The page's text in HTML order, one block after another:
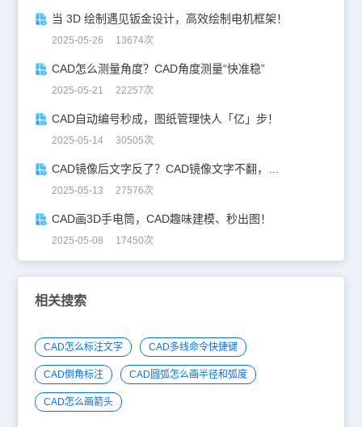
当 3D 绘制遇见钣金设计，高效绘制电机框架！
2025-05-26 13674次
CAD怎么测量角度？CAD角度测量“快准稳”
2025-05-21 22257次
CAD自动编号秒成，图纸管理快人「亿」步！
2025-05-14 30505次
2025-05-13 27576次
CAD画3D手电筒，CAD趣味建模、秒出图！
2025-05-08 17450次
相关搜索
CAD怎么标注文字 CAD多线命令快捷键
CAD倒角标注 CAD圆弧怎么画半径和弧度
CAD怎么画箭头